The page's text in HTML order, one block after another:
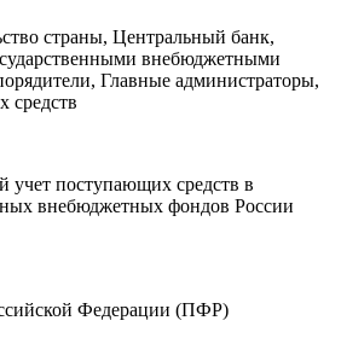
страны, Центральный банк,
внебюджетными
Главные администраторы,
средств
поступающих средств в
внебюджетных фондов России
Федерации (ПФР)